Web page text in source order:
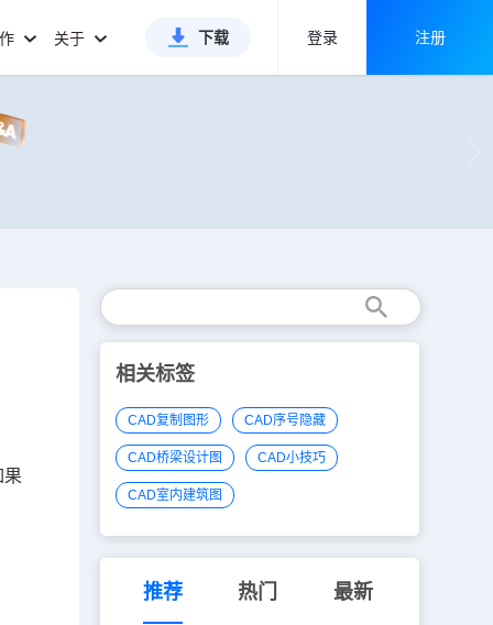
关于 下载 登录 注册
果
相关标签
CAD复制图形 CAD序号隐藏
CAD桥梁设计图 CAD小技巧
CAD室内建筑图
推荐 热门 最新